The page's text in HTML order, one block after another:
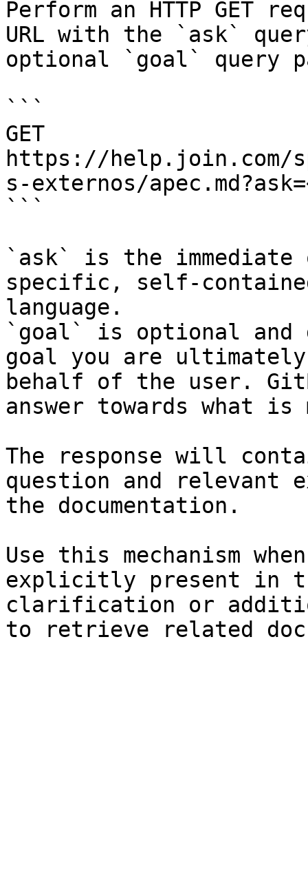
Perform an HTTP GET
URL with the `ask`
optional `goal` query
```
GET
https://help.join.com/
s-externos/
```
`ask` is the
specific, self-
language.
`goal` is optional and
goal you are
behalf of the user.
answer towards what
The response will
question and relevant
the documentation.
Use this mechanism
explicitly present in
clarification or